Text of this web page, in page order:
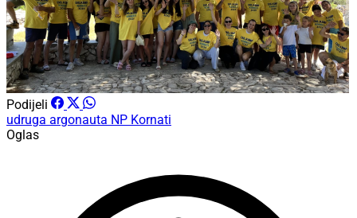
Podijeli
udruga argonauta NP Kornati
Oglas